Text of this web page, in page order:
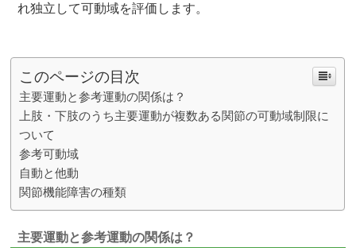
れ独立して可動域を評価します。
このページの目次
主要運動と参考運動の関係は？
上肢・下肢のうち主要運動が複数ある関節の可動域制限に
ついて
参考可動域
自動と他動
関節機能障害の種類
主要運動と参考運動の関係は？